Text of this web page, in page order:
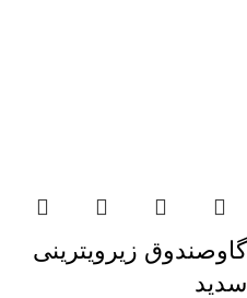
گاوصندوق زیرویترینی
سدید